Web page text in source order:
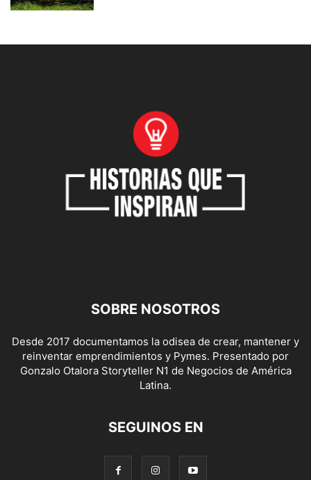
SOBRE NOSOTROS
Desde 2017 documentamos la odisea de crear, mantener y
reinventar emprendimientos y Pymes. Presentado por
Gonzalo Otalora Storyteller N1 de Negocios de América
Latina.
SEGUINOS EN